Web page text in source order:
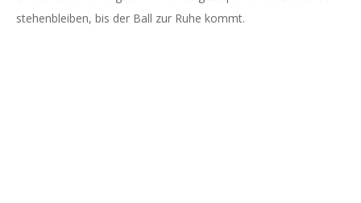
stehenbleiben, bis der Ball zur Ruhe kommt.